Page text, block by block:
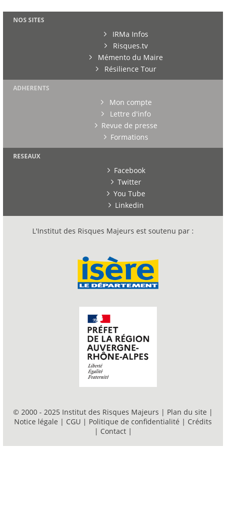
NOS SITES
IRMa Infos
Risques.tv
Mémento du Maire
Résilience Tour
ADHERENTS
Mon compte
Lettre d'info
Revue de presse
Formations
RESEAUX
Facebook
Twitter
You Tube
Linkedin
L'Institut des Risques Majeurs est soutenu par :
© 2000 - 2025 Institut des Risques Majeurs | Plan du site |
Notice légale | CGU | Politique de confidentialité | Crédits
| Contact |